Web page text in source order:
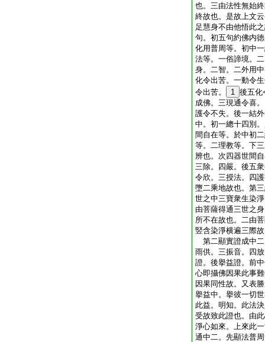
也。三由法性無始
終故也。是故上文
足慧身不由他悟此
句。初五句約佛内
化用普周等。初中
法等。一俗諦境。
身。二智。二外用
化令出苦。一動令
令出苦。
1 後五化
成佛。三現通令喜
護令不失。後一結
中。初一總十四別
間自在等。於中初
等。二理教等。下
辨也。次四器世間
三除。四嚴。後五
令欣。三授法。四
墮二乘地故也。第
世之中三寶衆生染
由菩薩得通三世之
所不在故也。二由
竪含染淨横遍三際
第二顯實證成中
雨供。三振音。四
證。後擧益證。前
心即攝佛因果此事
因果同性故。又表
擧益中。擧彼一切
此益。明知。此法
受故致此證也。由
淨心如來。上來此
通中二。先顯法普